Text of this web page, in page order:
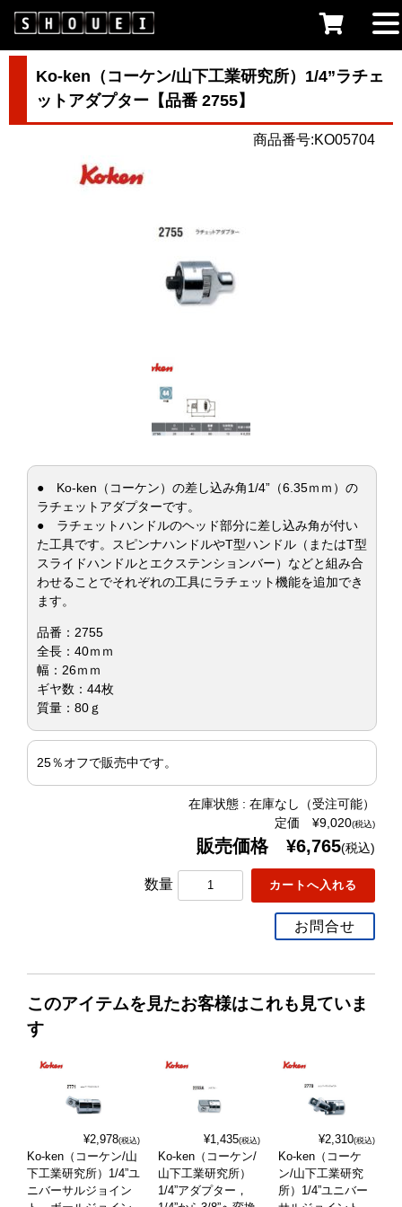
Ko-ken（コーケン/山下工業研究所）1/4”ラチェ
ットアダプター【品番 2755】
商品番号:KO05704
● Ko-ken（コーケン）の差し込み角1/4”（6.35ｍｍ）の
ラチェットアダプターです。
● ラチェットハンドルのヘッド部分に差し込み角が付い
た工具です。スピンナハンドルやT型ハンドル（またはT型
スライドハンドルとエクステンションバー）などと組み合
わせることでそれぞれの工具にラチェット機能を追加でき
ます。
品番：2755
全長：40ｍｍ
幅：26ｍｍ
ギヤ数：44枚
質量：80ｇ
25％オフで販売中です。
在庫状態 : 在庫なし（受注可能）
定価 ¥9,020(税込)
販売価格 ¥6,765(税込)
数量
お問合せ
このアイテムを見たお客様はこれも見ていま
す
¥2,978(税込)
Ko-ken（コーケン/山
下工業研究所）1/4”ユ
ニバーサルジョイン
¥1,435(税込)
Ko-ken（コーケン/
山下工業研究所）
1/4”アダプター，
¥2,310(税込)
Ko-ken（コーケ
ン/山下工業研究
所）1/4”ユニバー